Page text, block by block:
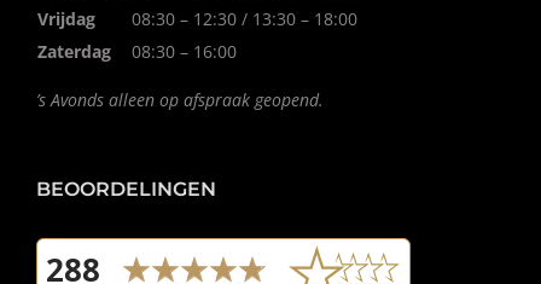
Vrijdag
08:30 – 12:30 / 13:30 – 18:00
Zaterdag
08:30 – 16:00
’s Avonds alleen op afspraak geopend.
BEOORDELINGEN